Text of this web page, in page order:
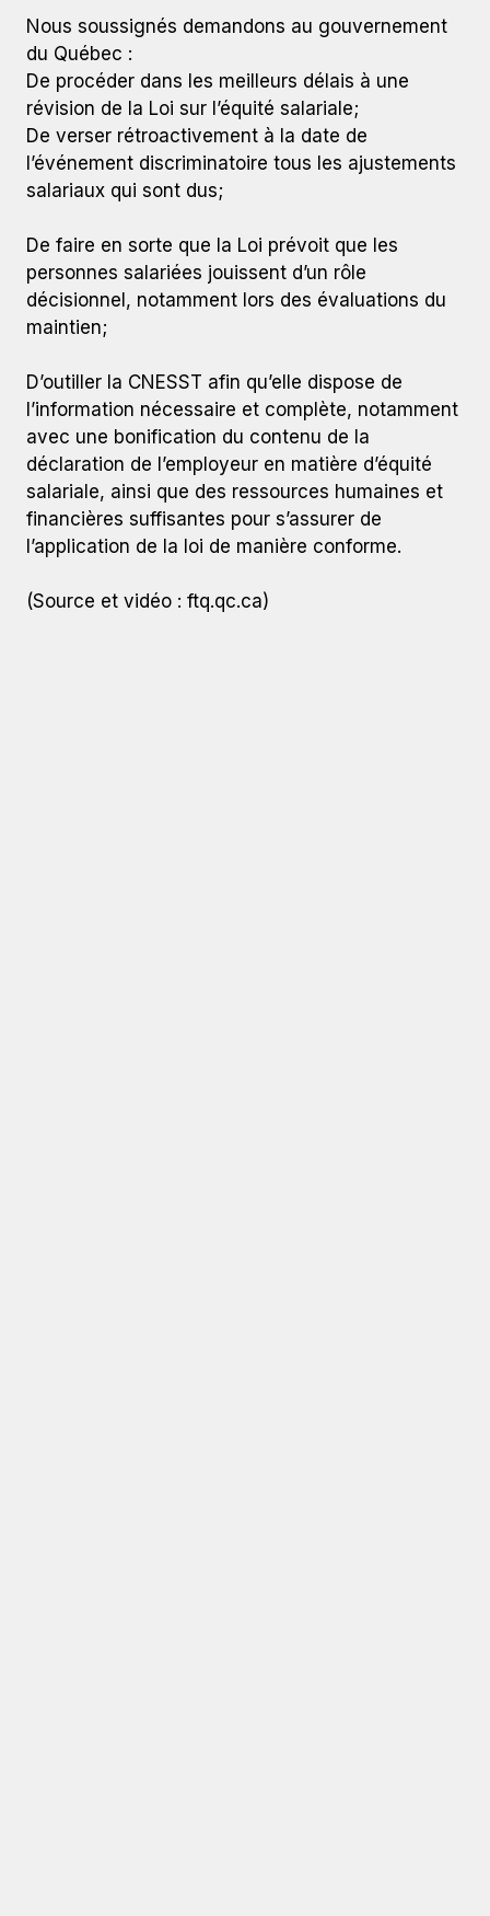
Nous soussignés demandons au gouvernement
du Québec :
De procéder dans les meilleurs délais à une
révision de la Loi sur l’équité salariale;
De verser rétroactivement à la date de
l’événement discriminatoire tous les ajustements
salariaux qui sont dus;
De faire en sorte que la Loi prévoit que les
personnes salariées jouissent d’un rôle
décisionnel, notamment lors des évaluations du
maintien;
D’outiller la CNESST afin qu’elle dispose de
l’information nécessaire et complète, notamment
avec une bonification du contenu de la
déclaration de l’employeur en matière d’équité
salariale, ainsi que des ressources humaines et
financières suffisantes pour s’assurer de
l’application de la loi de manière conforme.
(Source et vidéo : ftq.qc.ca)